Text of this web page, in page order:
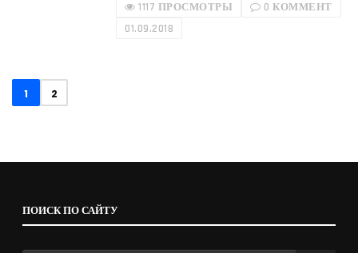
1117 ПРОСМОТРЫ
0 КОММЕНТ
01.09.2018
1 2
ПОИСК ПО САЙТУ